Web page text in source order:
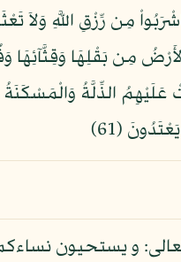
مِن بَقْلِهَا
الذِّلَّةُ وَالْمَسْكَنَةُ
(61)
و يستحيون